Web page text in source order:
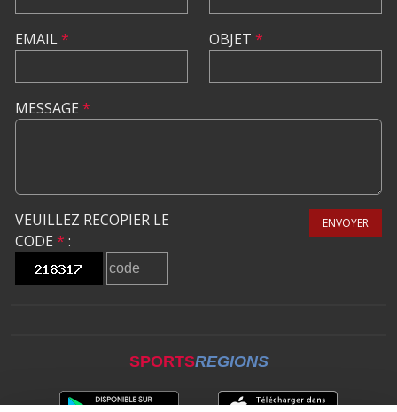
EMAIL* OBJET *
MESSAGE *
VEUILLEZ RECOPIER LE
CODE * :
ENVOYER
SPORTSREGIONS